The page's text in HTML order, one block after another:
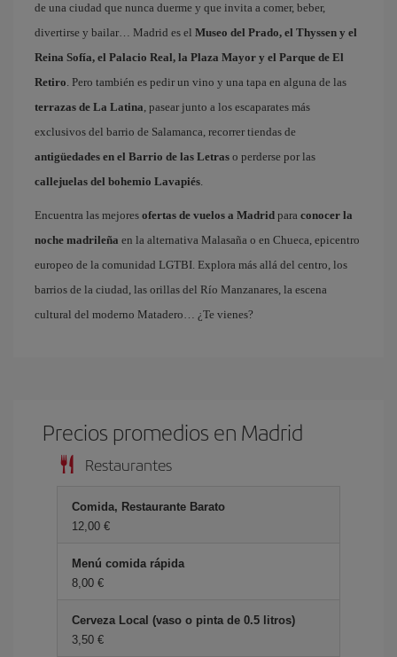
de una ciudad que nunca duerme y que invita a comer, beber,
divertirse y bailar… Madrid es el Museo del Prado, el Thyssen y el
Reina Sofía, el Palacio Real, la Plaza Mayor y el Parque de El
Retiro. Pero también es pedir un vino y una tapa en alguna de las
terrazas de La Latina, pasear junto a los escaparates más
exclusivos del barrio de Salamanca, recorrer tiendas de
antigüedades en el Barrio de las Letras o perderse por las
callejuelas del bohemio Lavapiés.
Encuentra las mejores ofertas de vuelos a Madrid para conocer la
noche madrileña en la alternativa Malasaña o en Chueca, epicentro
europeo de la comunidad LGTBI. Explora más allá del centro, los
barrios de la ciudad, las orillas del Río Manzanares, la escena
cultural del moderno Matadero… ¿Te vienes?
Precios promedios en Madrid
Restaurantes
Comida, Restaurante Barato
12,00 €
Menú comida rápida
8,00 €
Cerveza Local (vaso o pinta de 0.5 litros)
3,50 €